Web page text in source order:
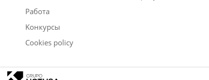
Работа
Kонкурсы
Cookies policy